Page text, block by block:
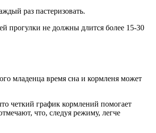
раз пастеризовать.
прогулки не должны длится более 15-30
младенца время сна и кормленя может
четкий график кормлений помогает
что, следуя режиму, легче